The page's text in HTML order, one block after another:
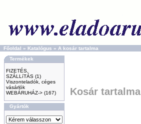
Főoldal » Katalógus » A kosár tartalma
Termékek
FIZETÉS,
SZÁLLíTÁS (1)
Viszonteladók, céges
vásárlók
WEBÁRUHÁZ-> (167)
Gyártók
Kosár tartalma